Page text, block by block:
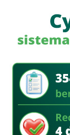
a quienes se
regularización.
deja a los
vulnerabilidad,
previstas por la
“Es la empresa
locales